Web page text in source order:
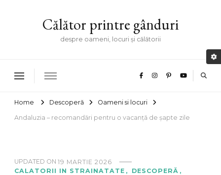
Călător printre gânduri
despre oameni, locuri și călătorii
Home Descoperă Oameni si locuri
Andaluzia – recomandări pentru o vacanță de șapte zile
UPDATED ON 19 MARTIE 2026
CALATORII IN STRAINATATE
DESCOPERĂ